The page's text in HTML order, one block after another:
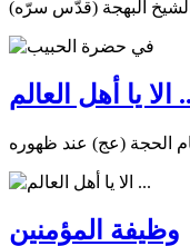
البهجة (قدّس سرّه)
...
الحجة (عج) عند ظهوره
وظيفة المؤمنين